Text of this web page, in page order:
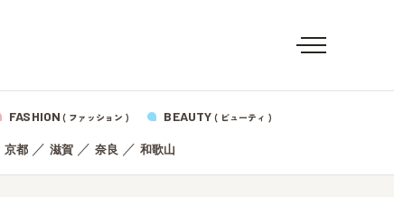
FASHION ( ファッション ) BEAUTY ( ビューティ )
京都／ 滋賀／ 奈良 ／ 和歌山